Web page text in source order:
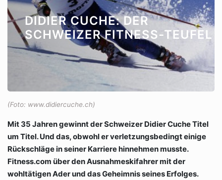
DIDIER CUCHE: DER
SCHWEIZER FITNESS-TEUFEL
(Foto: www.didiercuche.ch)
Mit 35 Jahren gewinnt der Schweizer Didier Cuche Titel
um Titel. Und das, obwohl er verletzungsbedingt einige
Rückschläge in seiner Karriere hinnehmen musste.
Fitness.com über den Ausnahmeskifahrer mit der
wohltätigen Ader und das Geheimnis seines Erfolges.